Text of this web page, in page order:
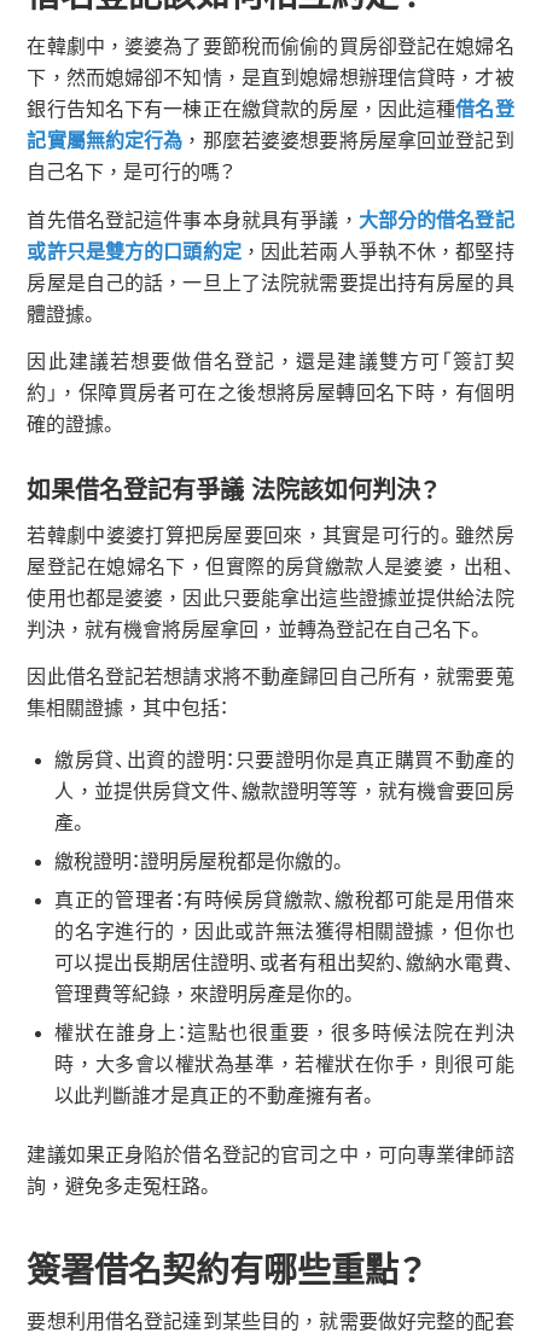
在韓劇中，婆婆為了要節稅而偷偷的買房卻登記在媳婦名
下，然而媳婦卻不知情，是直到媳婦想辦理信貸時，才被
銀行告知名下有一棟正在繳貸款的房屋，因此這種借名登
記實屬無約定行為 ，那麼若婆婆想要將房屋拿回並登記到
自己名下，是可行的嗎？
首先借名登記這件事本身就具有爭議， 大部分的借名登記
或許只是雙方的口頭約定，因此若兩人爭執不休，都堅持
房屋是自己的話，一旦上了法院就需要提出持有房屋的具
體證據。
因此建議若想要做借名登記，還是建議雙方可「簽訂契
約」，保障買房者可在之後想將房屋轉回名下時，有個明
確的證據。
如果借名登記有爭議 法院該如何判決？
若韓劇中婆婆打算把房屋要回來，其實是可行的。雖然房
屋登記在媳婦名下，但實際的房貸繳款人是婆婆，出租、
使用也都是婆婆，因此只要能拿出這些證據並提供給法院
判決，就有機會將房屋拿回，並轉為登記在自己名下。
因此借名登記若想請求將不動產歸回自己所有，就需要蒐
集相關證據，其中包括：
繳房貸、出資的證明：只要證明你是真正購買不動產的
人，並提供房貸文件、繳款證明等等，就有機會要回房
產。
繳稅證明：證明房屋稅都是你繳的。
真正的管理者：有時候房貸繳款、繳稅都可能是用借來
的名字進行的，因此或許無法獲得相關證據，但你也
可以提出長期居住證明、或者有租出契約、繳納水電費、
管理費等紀錄，來證明房產是你的。
權狀在誰身上：這點也很重要，很多時候法院在判決
時，大多會以權狀為基準，若權狀在你手，則很可能
以此判斷誰才是真正的不動產擁有者。
建議如果正身陷於借名登記的官司之中，可向專業律師諮
詢，避免多走冤枉路。
簽署借名契約有哪些重點？
要想利用借名登記達到某些目的，就需要做好完整的配套